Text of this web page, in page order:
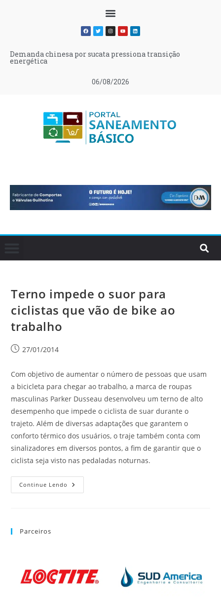
06/08/2026
Demanda chinesa por sucata pressiona transição
energética
Terno impede o suor para
ciclistas que vão de bike ao
trabalho
27/01/2014
Com objetivo de aumentar o número de pessoas que usam
a bicicleta para chegar ao trabalho, a marca de roupas
masculinas Parker Dusseau desenvolveu um terno de alto
desempenho que impede o ciclista de suar durante o
trajeto. Além de diversas adaptações que garantem o
conforto térmico dos usuários, o traje também conta com
sinalizadores em diversos pontos, a fim de garantir que o
ciclista seja visto nas pedaladas noturnas.
Continue Lendo
Parceiros